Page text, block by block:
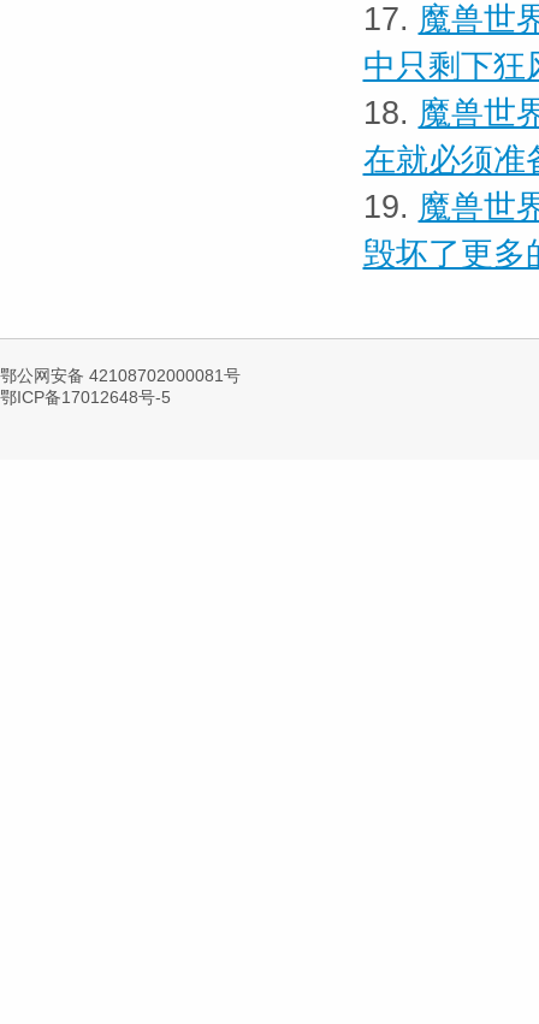
17. 魔兽世
中只剩下狂
18. 魔兽世
在就必须准
19. 魔兽世
毁坏了更多
鄂公网安备 42108702000081号
鄂ICP备17012648号-5